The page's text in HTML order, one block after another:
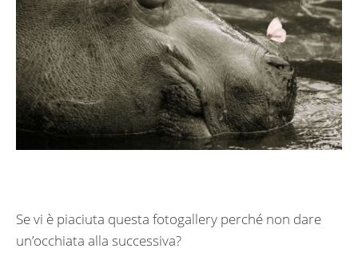
Se vi è piaciuta questa fotogallery perché non dare
un’occhiata alla successiva?